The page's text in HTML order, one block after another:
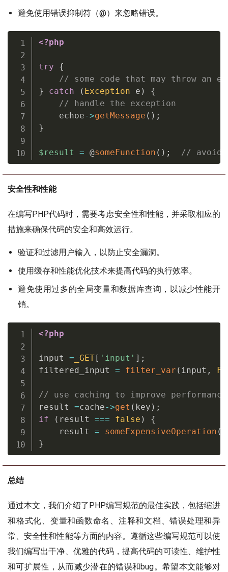
避免使用错误抑制符（@）来忽略错误。
<?php
try
{
// some code that may throw an
}
catch ( Exception e )
{
// handle the exception
    echoe
->getMessage ( ) ;
}
$result = @someFunction ( ) ; // avoid
安全性和性能
在编写PHP代码时，需要考虑安全性和性能，并采取相应的
措施来确保代码的安全和高效运行。
验证和过滤用户输入，以防止安全漏洞。
使用缓存和性能优化技术来提高代码的执行效率。
避免使用过多的全局变量和数据库查询，以减少性能开
销。
<?php
input = _GET[ 'input' ] ;
filtered_input = filter_var ( input ,
// use caching to improve performance
result =cache->get ( key ) ;
if
( result === false )
{
    result
= someExpensiveOperation (
}
总结
通过本文，我们介绍了PHP编写规范的最佳实践，包括缩进
和格式化、变量和函数命名、注释和文档、错误处理和异
常、安全性和性能等方面的内容。遵循这些编写规范可以使
我们编写出干净、优雅的代码，提高代码的可读性、维护性
和可扩展性，从而减少潜在的错误和bug。希望本文能够对